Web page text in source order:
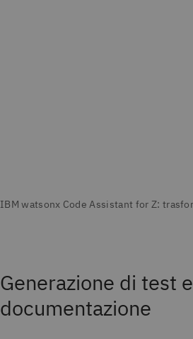
Generazione di test e
documentazione